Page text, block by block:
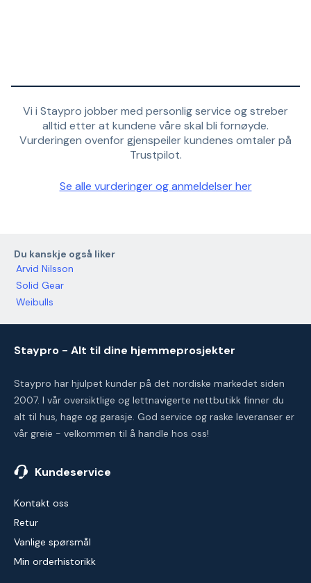
Vi i Staypro jobber med personlig service og streber
alltid etter at kundene våre skal bli fornøyde.
Vurderingen ovenfor gjenspeiler kundenes omtaler på
Trustpilot.
Se alle vurderinger og anmeldelser her
Du kanskje også liker
Arvid Nilsson
Solid Gear
Weibulls
Staypro - Alt til dine hjemmeprosjekter
Staypro har hjulpet kunder på det nordiske markedet siden
2007. I vår oversiktlige og lettnavigerte nettbutikk finner du
alt til hus, hage og garasje. God service og raske leveranser er
vår greie - velkommen til å handle hos oss!
Kundeservice
Kontakt oss
Retur
Vanlige spørsmål
Min orderhistorikk